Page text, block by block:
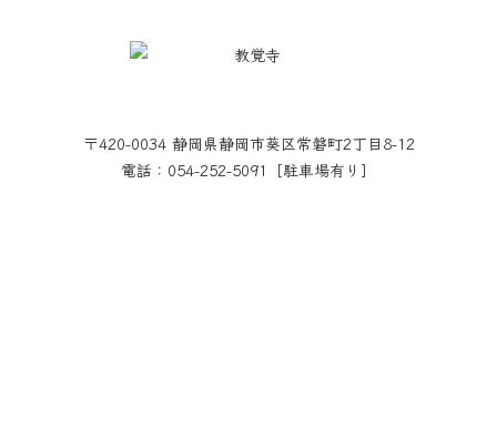
〒420-0034 静岡県静岡市葵区常磐町2丁目8-12
電話：054-252-5091［駐車場有り］